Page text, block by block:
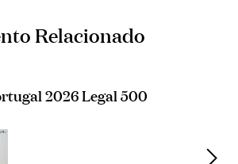
Relacionado
2026 Legal 500